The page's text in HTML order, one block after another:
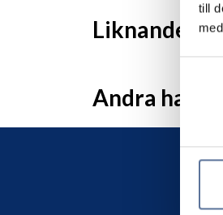
till
Liknande
Andra har